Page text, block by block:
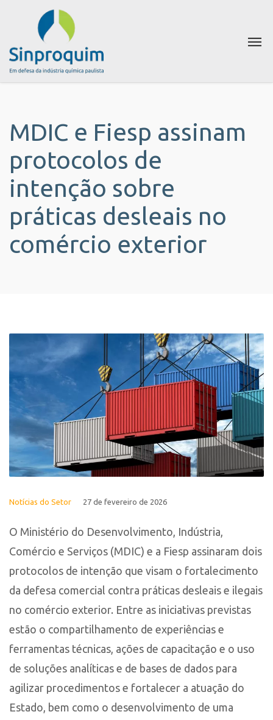
MDIC e Fiesp assinam
protocolos de
intenção sobre
práticas desleais no
comércio exterior
Notícias do Setor 27 de fevereiro de 2026
O Ministério do Desenvolvimento, Indústria,
Comércio e Serviços (MDIC) e a Fiesp assinaram dois
protocolos de intenção que visam o fortalecimento
da defesa comercial contra práticas desleais e ilegais
no comércio exterior. Entre as iniciativas previstas
estão o compartilhamento de experiências e
ferramentas técnicas, ações de capacitação e o uso
de soluções analíticas e de bases de dados para
agilizar procedimentos e fortalecer a atuação do
Estado, bem como o desenvolvimento de uma